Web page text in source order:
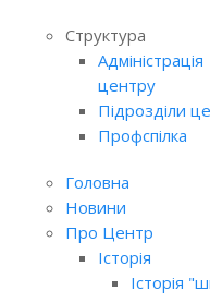
Структура
Адміністрація
центру
Підрозділи
Профспілка
Головна
Новини
Про Центр
Історія
Історія